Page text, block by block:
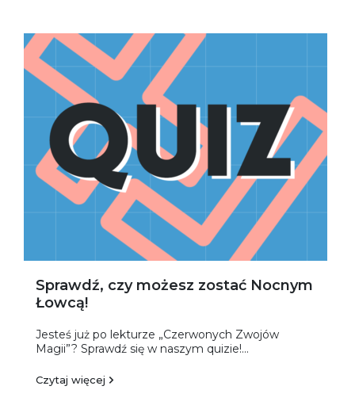
Sprawdź, czy możesz zostać Nocnym
Łowcą!
Jesteś już po lekturze „Czerwonych Zwojów
Magii”? Sprawdź się w naszym quizie!...
Czytaj więcej